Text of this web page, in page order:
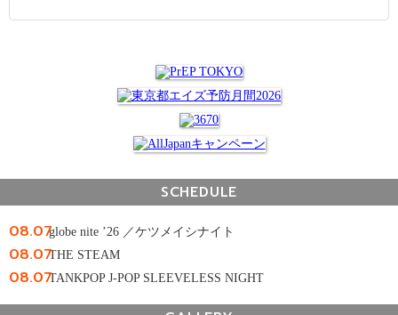
SCHEDULE
08.07globe nite ’26 ／ケツメイシナイト
08.07THE STEAM
08.07TANKPOP J-POP SLEEVELESS NIGHT